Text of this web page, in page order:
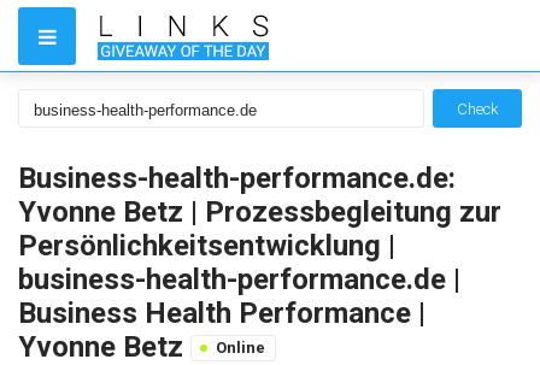
Check
Business-health-performance.de:
Yvonne Betz | Prozessbegleitung zur
Persönlichkeitsentwicklung |
business-health-performance.de |
Business Health Performance |
Yvonne Betz
Online